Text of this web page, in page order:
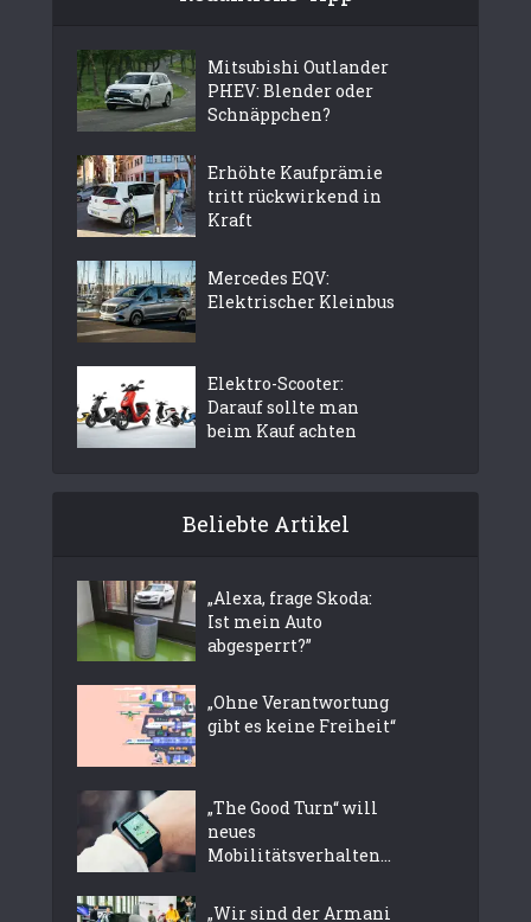
Mitsubishi Outlander
PHEV: Blender oder
Schnäppchen?
Erhöhte Kaufprämie
tritt rückwirkend in
Kraft
Mercedes EQV:
Elektrischer Kleinbus
Elektro-Scooter:
Darauf sollte man
beim Kauf achten
Beliebte Artikel
„Alexa, frage Skoda:
Ist mein Auto
abgesperrt?”
„Ohne Verantwortung
gibt es keine Freiheit“
„The Good Turn“ will
neues
Mobilitätsverhalten...
„Wir sind der Armani